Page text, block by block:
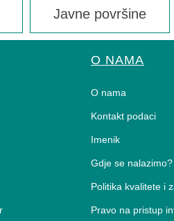
Javne površine
O NAMA
O nama
Kontakt podaci
Imenik
Gdje se nalazimo?
Politika kvalitete i
Pravo na pristup